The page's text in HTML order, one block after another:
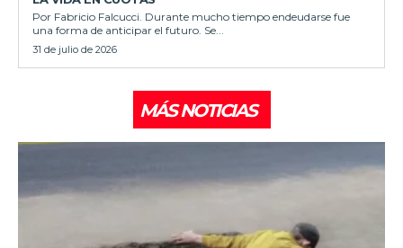
Por Fabricio Falcucci. Durante mucho tiempo endeudarse fue
una forma de anticipar el futuro. Se...
31 de julio de 2026
MÁS NOTICIAS